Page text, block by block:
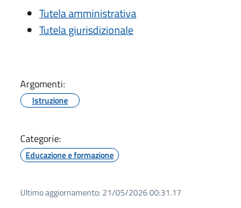
Tutela amministrativa
Tutela giurisdizionale
Argomenti:
Istruzione
Categorie:
Educazione e formazione
Ultimo aggiornamento: 21/05/2026 00:31.17